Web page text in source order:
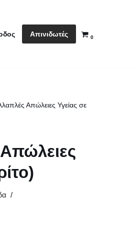
Απινιδωτές 0
Απώλειες Υγείας σε